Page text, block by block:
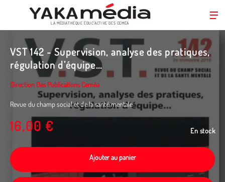
contenu
principal
LA MÉDIATHÈQUE ÉDUC’ACTIVE DES CEMÉA
VST 142 - Supervision, analyse des pratiques,
régulation d’équipe...
Direction Des Publications Ceméa
Revue du champ social et de la santé mentale
16,00 € En stock
Ajouter au panier